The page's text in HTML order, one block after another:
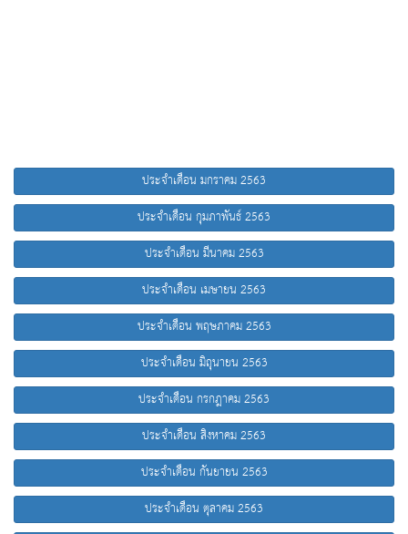
ประจำเดือน มกราคม 2563
ประจำเดือน กุมภาพันธ์ 2563
ประจำเดือน มีนาคม 2563
ประจำเดือน เมษายน 2563
ประจำเดือน พฤษภาคม 2563
ประจำเดือน มิถุนายน 2563
ประจำเดือน กรกฎาคม 2563
ประจำเดือน สิงหาคม 2563
ประจำเดือน กันยายน 2563
ประจำเดือน ตุลาคม 2563